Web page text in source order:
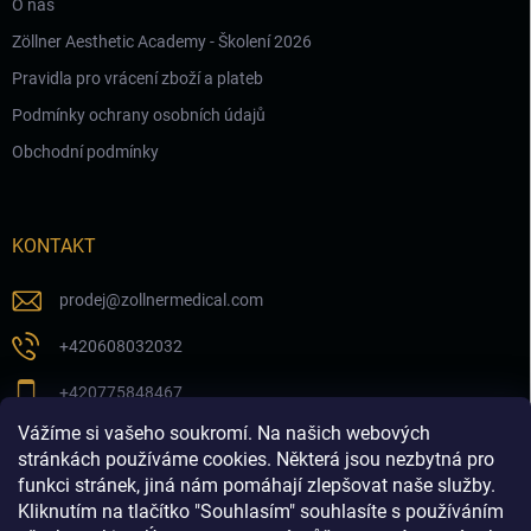
Vážíme si vašeho soukromí. Na našich webových
stránkách používáme cookies. Některá jsou nezbytná pro
funkci stránek, jiná nám pomáhají zlepšovat naše služby.
Kliknutím na tlačítko "Souhlasím" souhlasíte s používáním
O nás
Zöllner Aesthetic Academy - Školení 2026
Pravidla pro vrácení zboží a plateb
Podmínky ochrany osobních údajů
Obchodní podmínky
KONTAKT
prodej@zollnermedical.com
+420608032032
+420775848467
Sledujte nás na našem FB profilu
zollnermedical_eu